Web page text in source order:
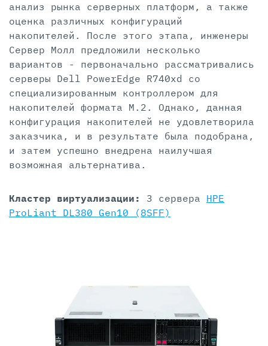
анализ рынка серверных платформ, а также
оценка различных конфигураций
накопителей. После этого этапа, инженеры
Сервер Молл предложили несколько
вариантов - первоначально рассматривались
серверы Dell PowerEdge R740xd со
специализированным контроллером для
накопителей формата M.2. Однако, данная
конфигурация накопителей не удовлетворила
заказчика, и в результате была подобрана,
и затем успешно внедрена наилучшая
возможная альтернатива.
Кластер виртуализации: 3 сервера HPE
ProLiant DL380 Gen10 (8SFF)